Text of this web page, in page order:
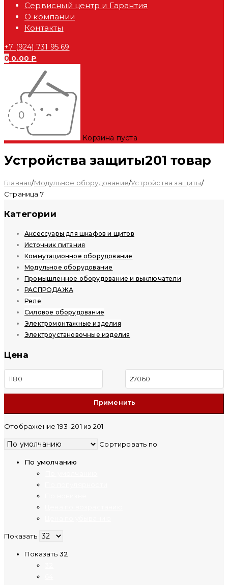
Сервисный центр и Гарантия
О компании
Контакты
+7 (924) 731 95 69
0 0.00₽
Корзина пуста
Устройства защиты201 товар
Главная/Модульное оборудование/Устройства защиты/
Страница 7
Категории
Аксессуары для шкафов и щитов
Источник питания
Коммутационное оборудование
Модульное оборудование
Промышленное оборудование и выключатели
РАСПРОДАЖА
Реле
Силовое оборудование
Электромонтажные изделия
Электроустановочные изделия
Цена
Минимальная
Максимальная
Отображение 193–201 из 201
Сортировать по
По умолчанию
Показать
Показать 32